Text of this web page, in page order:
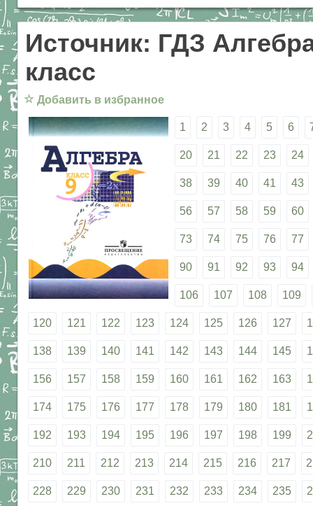
Источник: ГДЗ
класс
☆ Добавить в избранное
1 2 3 4 5 6
20 21 22 23 24
38 39 40 41 43
56 57 58 59 60
73 74 75 76 77
90 91 92 93 94
106 107 108 109
120 121 122 123 124 125 126 127
138 139 140 141 142 143 144 145
156 157 158 159 160 161 162 163
174 175 176 177 178 179 180 181
192 193 194 195 196 197 198 199
210 211 212 213 214 215 216 217
228 229 230 231 232 233 234 235